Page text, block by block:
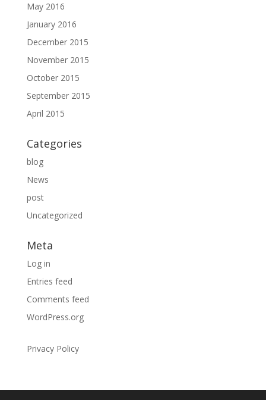
May 2016
January 2016
December 2015
November 2015
October 2015
September 2015
April 2015
Categories
blog
News
post
Uncategorized
Meta
Log in
Entries feed
Comments feed
WordPress.org
Privacy Policy